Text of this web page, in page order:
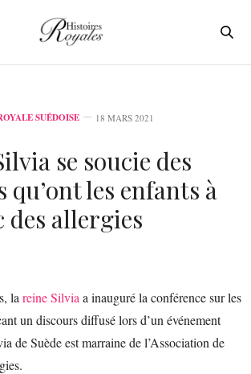
SUÉDOISE 18 MARS 2021
se soucie des
les enfants à
des allergies
la reine Silvia a inauguré la conférence sur les
un discours diffusé lors d’un événement
de Suède est marraine de l’Association de